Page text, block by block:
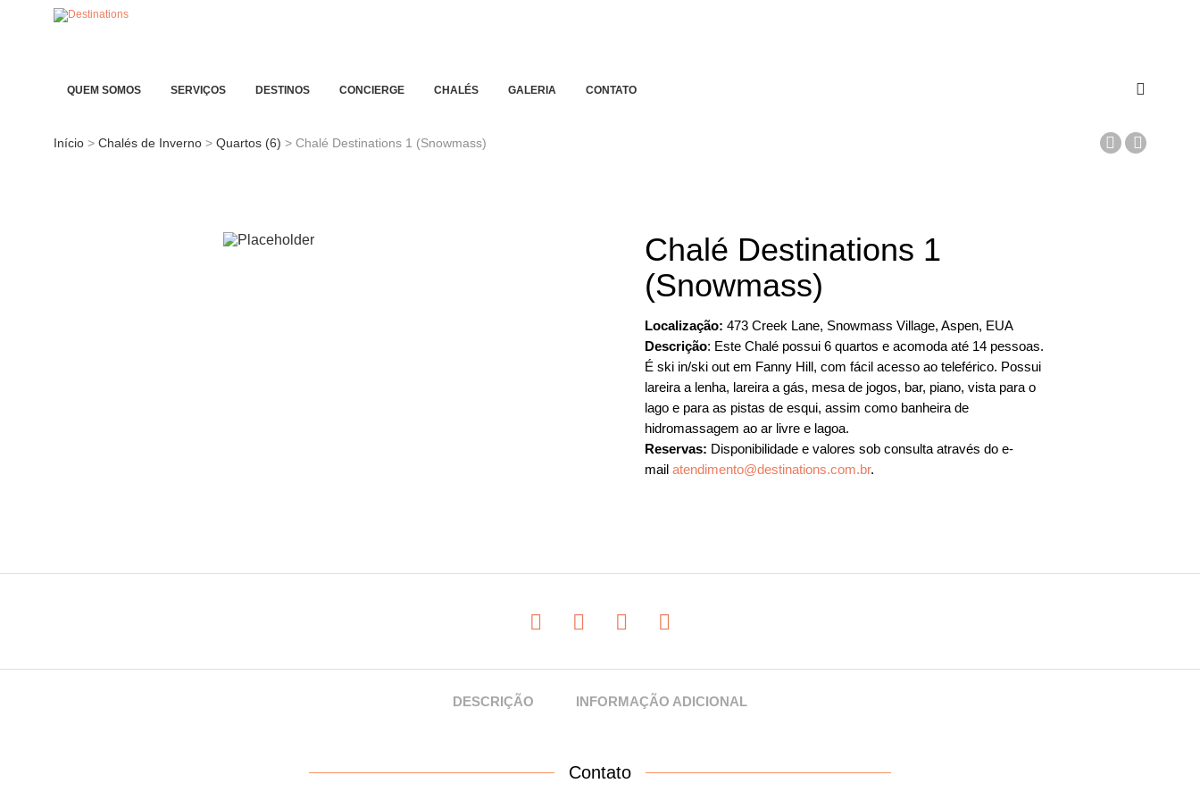
QUEM SOMOS SERVIÇOS DESTINOS CONCIERGE CHALÉS GALERIA CONTATO
Início > Chalés de Inverno > Quartos (6) > Chalé Destinations 1 (Snowmass)
Chalé Destinations 1
(Snowmass)
Localização: 473 Creek Lane, Snowmass Village, Aspen, EUA
Descrição: Este Chalé possui 6 quartos e acomoda até 14 pessoas.
É ski in/ski out em Fanny Hill, com fácil acesso ao teleférico. Possui
lareira a lenha, lareira a gás, mesa de jogos, bar, piano, vista para o
lago e para as pistas de esqui, assim como banheira de
hidromassagem ao ar livre e lagoa.
Reservas: Disponibilidade e valores sob consulta através do e-
mail atendimento@destinations.com.br.
DESCRIÇÃO INFORMAÇÃO ADICIONAL
Contato
C
a